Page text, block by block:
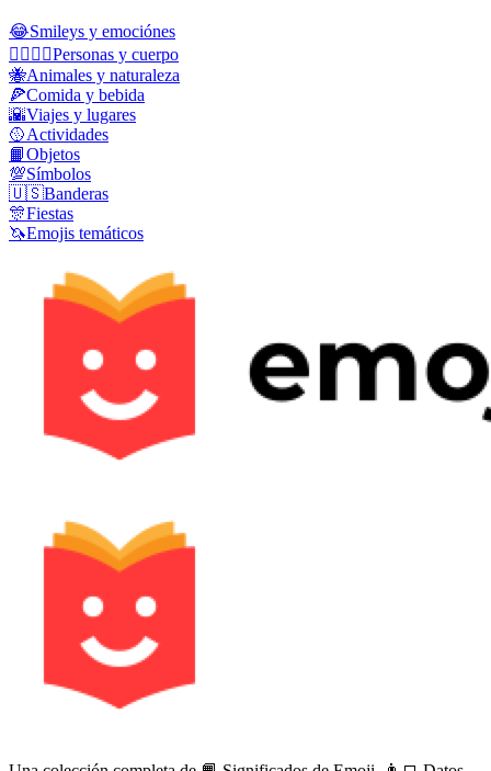
😂Smileys y emociónes
👩‍❤️‍💋‍👨Personas y cuerpo
🐝Animales y naturaleza
🍕Comida y bebida
🌇Viajes y lugares
🥎Actividades
📙Objetos
💯Símbolos
🇺🇸Banderas
🎊Fiestas
🦄Emojis temáticos